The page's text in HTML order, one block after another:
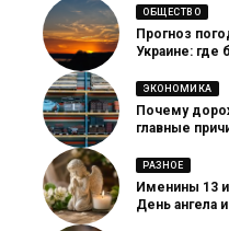
ОБЩЕСТВО
Прогноз
Украине: где
ЭКОНОМИКА
Почему
главные
РАЗНОЕ
Именины 13
День ангела